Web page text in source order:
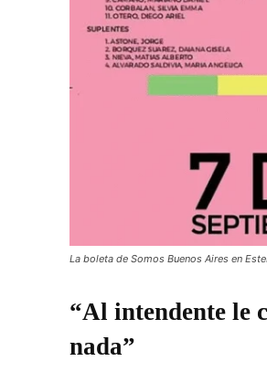
La boleta de Somos Buenos Aires en
“Al intendente le
nada”